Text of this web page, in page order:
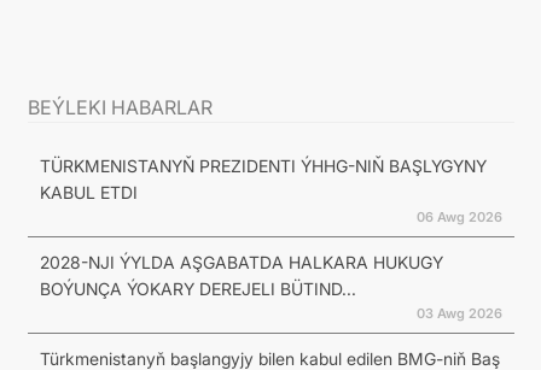
BEÝLEKI HABARLAR
TÜRKMENISTANYŇ PREZIDENTI ÝHHG-NIŇ BAŞLYGYNY
KABUL ETDI
06 Awg 2026
2028-NJI ÝYLDA AŞGABATDA HALKARA HUKUGY
BOÝUNÇA ÝOKARY DEREJELI BÜTIND...
03 Awg 2026
Türkmenistanyň başlangyjy bilen kabul edilen BMG-niň Baş